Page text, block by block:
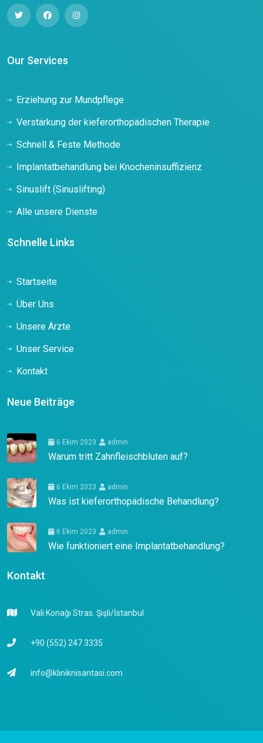
Our Services
Erziehung zur Mundpflege
Verstärkung der kieferorthopädischen Therapie
Schnell & Feste Methode
Implantatbehandlung bei Knocheninsuffizienz
Sinuslift (Sinuslifting)
Alle unsere Dienste
Schnelle Links
Startseite
Über Uns
Unsere Ärzte
Unser Service
Kontakt
Neue Beiträge
6 Ekim 2023 admin
Warum tritt Zahnfleischbluten auf?
6 Ekim 2023 admin
Was ist kieferorthopädische Behandlung?
6 Ekim 2023 admin
Wie funktioniert eine Implantatbehandlung?
Kontakt
Vali Konağı Stras. Şişli/İstanbul
+90 (552) 247 3335
info@kliniknisantasi.com